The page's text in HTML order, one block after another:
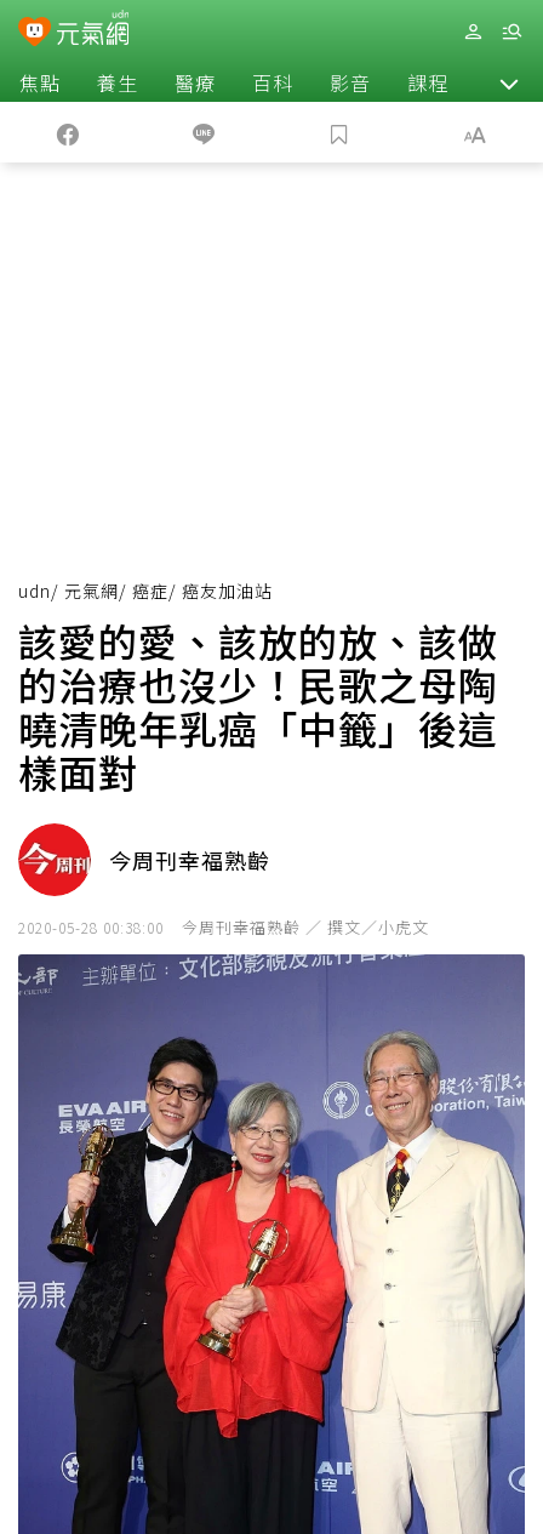
焦點 養生 醫療 百科 影音 課程 退休
udn/ 元氣網/ 癌症/ 癌友加油站
該愛的愛、該放的放、該做
的治療也沒少！民歌之母陶
曉清晚年乳癌「中籤」後這
樣面對
今周刊幸福熟齡
2020-05-28 00:38:00 今周刊幸福熟齡 ／ 撰文／小虎文